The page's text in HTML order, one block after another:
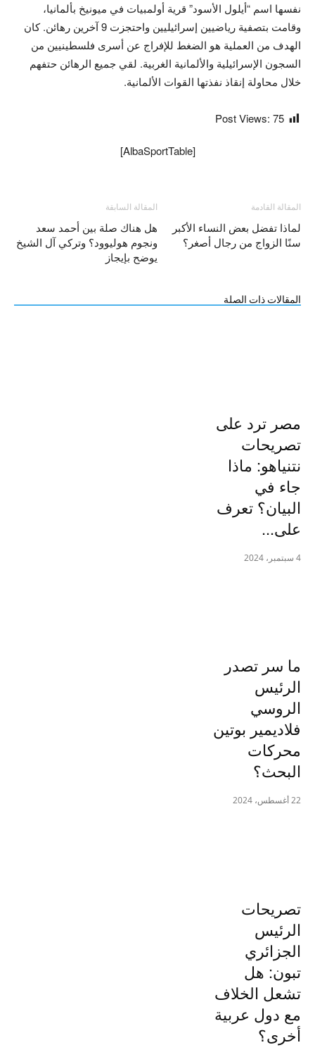
نفسها اسم “أيلول الأسود” قرية أولمبيات في ميونيخ بألمانيا،
وقامت بتصفية رياضيين إسرائيليين واحتجزت 9 آخرين رهائن. كان
الهدف من العملية هو الضغط للإفراج عن أسرى فلسطينيين من
السجون الإسرائيلية والألمانية الغربية. لقي جميع الرهائن حتفهم
خلال محاولة إنقاذ نفذتها القوات الألمانية.
Post Views: 75
[AlbaSportTable]
المقالة السابقة
هل هناك صلة بين أحمد سعد
ونجوم هوليوود؟ وتركي آل الشيخ
يوضح بإيجاز
المقالة القادمة
لماذا تفضل بعض النساء الأكبر
سنًا الزواج من رجال أصغر؟
المقالات ذات الصلة
مصر ترد على
تصريحات
نتنياهو: ماذا
جاء في
البيان؟ تعرف
على...
4 سبتمبر، 2024
ما سر تصدر
الرئيس
الروسي
فلاديمير بوتين
محركات
البحث؟
22 أغسطس، 2024
تصريحات
الرئيس
الجزائري
تبون: هل
تشعل الخلاف
مع دول عربية
أخرى؟